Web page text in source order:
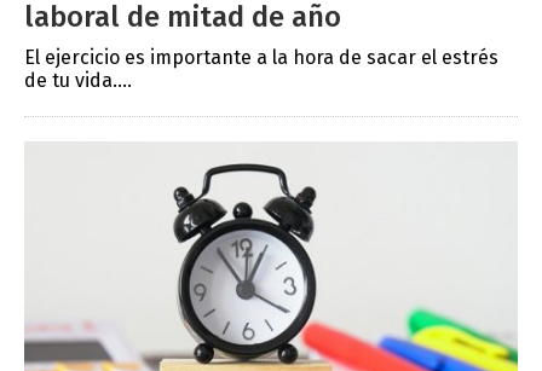
laboral de mitad de año
El ejercicio es importante a la hora de sacar el estrés
de tu vida....